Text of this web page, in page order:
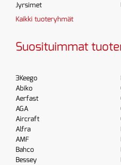
Jyrsimet
Kaikki tuoteryhmät
Suosituimmat
3Keego
Abiko
Aerfast
AGA
Aircraft
Alfra
AMF
Bahco
Bessey